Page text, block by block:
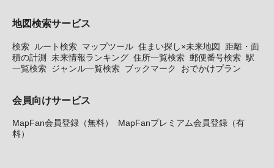
地図検索サービス
検索 ルート検索 マップツール 住まい探し×未来地図
距離・面
積の計測 未来情報ランキング 住所一覧検索 郵便番号検索 駅
一覧検索 ジャンル一覧検索 ブックマーク おでかけプラン
会員向けサービス
MapFan会員登録（無料）
MapFanプレミアム会員登録（有
料）